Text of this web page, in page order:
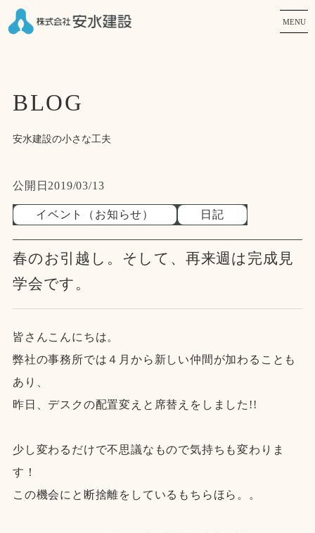
MENU
BLOG
安水建設の小さな工夫
公開日 2019/03/13
イベント（お知らせ） 日記
春のお引越し。そして、再来週は完成見
学会です。
皆さんこんにちは。
弊社の事務所では４月から新しい仲間が加わることも
あり、
昨日、デスクの配置変えと席替えをしました!!
少し変わるだけで不思議なもので気持ちも変わりま
す！
この機会にと断捨離をしているもちらほら。。